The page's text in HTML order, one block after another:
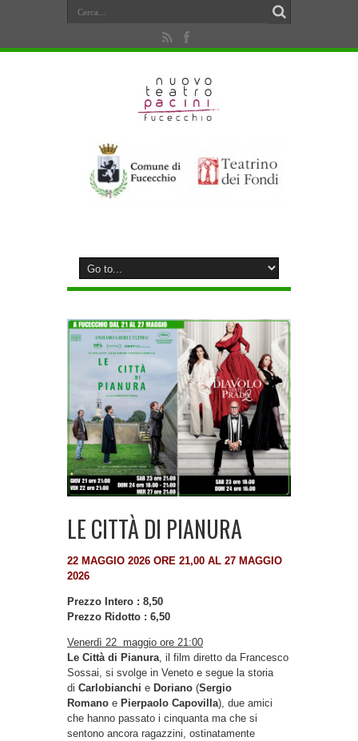
LE CITTÀ DI PIANURA
22 MAGGIO 2026 ORE 21,00 AL 27 MAGGIO
2026
Prezzo Intero : 8,50
Prezzo Ridotto : 6,50
Venerdì 22 maggio ore 21:00
Le Città di Pianura, il film diretto da Francesco
Sossai, si svolge in Veneto e segue la storia
di Carlobianchi e Doriano (Sergio
Romano e Pierpaolo Capovilla), due amici
che hanno passato i cinquanta ma che si
sentono ancora ragazzini, ostinatamente